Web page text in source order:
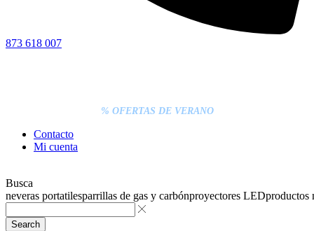
873 618 007
% OFERTAS DE VERANO
Contacto
Mi cuenta
Busca
neveras portatilesparrillas de gas y carbónproyectores LEDproductos
Search